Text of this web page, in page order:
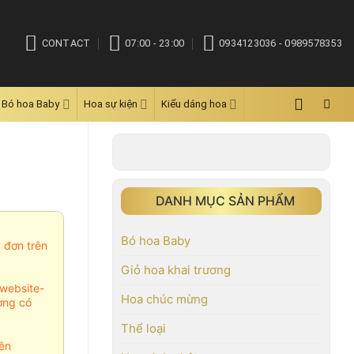
CONTACT 07:00 - 23:00 0934123036 - 0989578353
Bó hoa Baby Hoa sự kiện Kiểu dáng hoa
DANH MỤC SẢN PHẨM
Bó hoa Baby
Giỏ hoa khai trương
Hoa chúc mừng
Thể loại
đơn trên
có